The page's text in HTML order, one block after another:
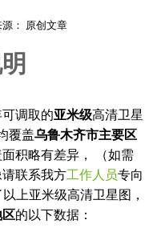
源： 原创文章
可调取的亚米级高清卫星
覆盖乌鲁木齐市主要区
积略有差异， （如需
联系我方工作人员专向
上亚米级高清卫星图，
区的以下数据：